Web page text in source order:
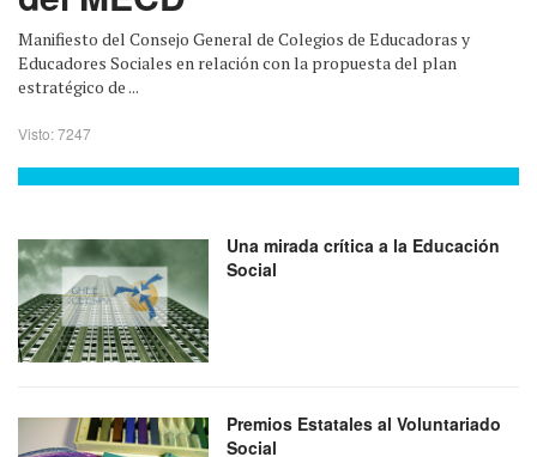
Manifiesto del Consejo General de Colegios de Educadoras y
Educadores Sociales en relación con la propuesta del plan
estratégico de ...
Visto: 7247
Una mirada crítica a la Educación
Social
Premios Estatales al Voluntariado
Social